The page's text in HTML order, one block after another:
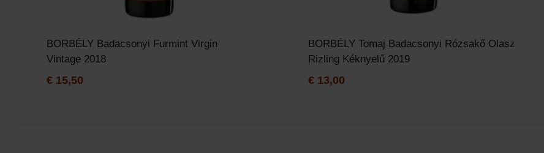
BORBÉLY Badacsonyi Furmint Virgin
Vintage 2018
€15,50
BORBÉLY Tomaj Badacsonyi Rózsakő Olasz
Rizling Kéknyelű 2019
€13,00